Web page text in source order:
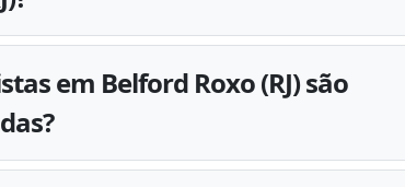
em Belford Roxo (RJ) são